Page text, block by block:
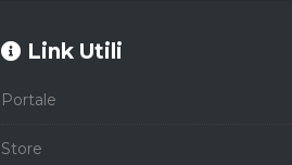
Link Utili
Portale
Store